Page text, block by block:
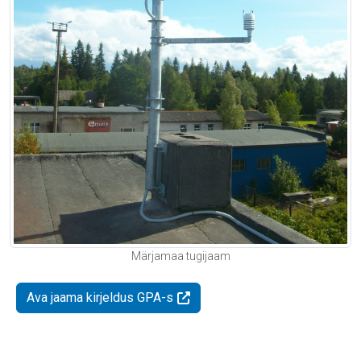
Märjamaa tugijaam
Ava jaama kirjeldus GPA-s